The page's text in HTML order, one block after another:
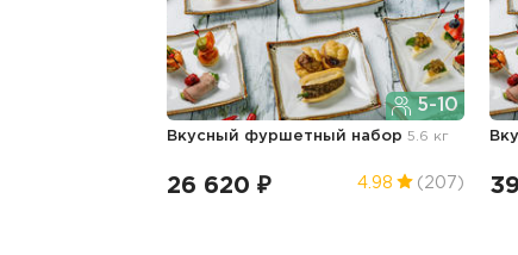
5-10
Вкусный фуршетный набор 5.6 кг
26 620 ₽ 4.98 (207)